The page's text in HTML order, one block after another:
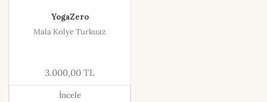
YogaZero
Mala Kolye Turkuaz
3.000,00 TL
İncele